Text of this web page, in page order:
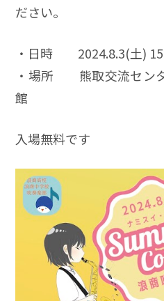
ださい。
・日時 2024.8.3(土)
・場所 熊取交流セン
館
入場無料です